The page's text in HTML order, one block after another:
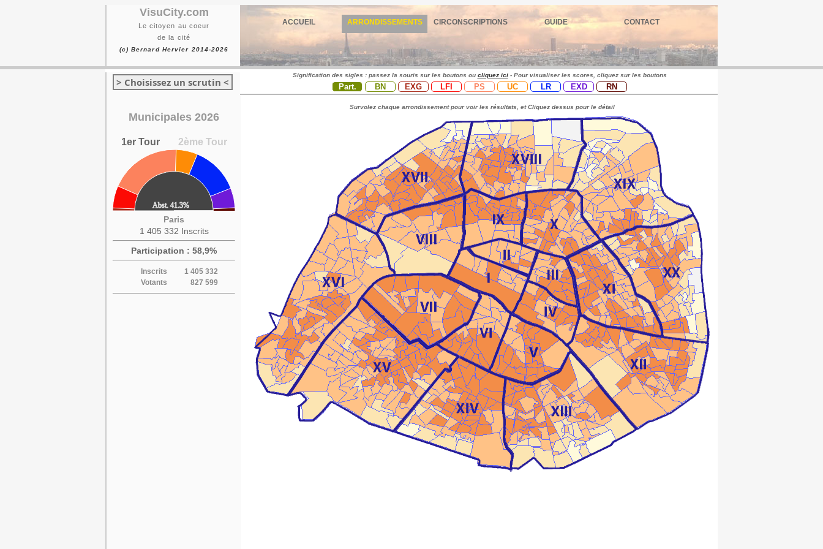
VisuCity.com
Le citoyen au coeur
de la cité
(c) Bernard Hervier 2014-2026
ACCUEIL ARRONDISSEMENTS CIRCONSCRIPTIONS GUIDE CONTACT
> Choisissez un scrutin <
Municipales 2026
1er Tour 2ème Tour
Paris
1 405 332 Inscrits
Participation : 58,9%
Inscrits
1 405 332
Votants
827 599
Signification des sigles : passez la souris sur les boutons ou cliquez ici- Pour visualiser les scores, cliquez sur les boutons
Part. BN EXG LFI PS UC LR EXD RN
Survolez chaque arrondissement pour voir les résultats, et Cliquez dessus pour le détail